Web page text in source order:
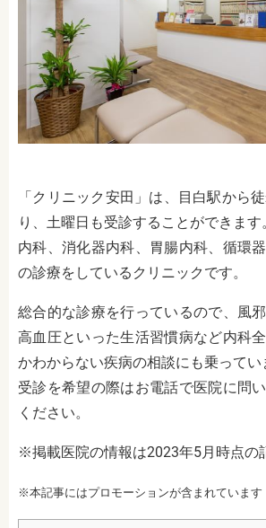
「クリニック安田」は、目白駅から
り、土曜日も受診することができます
内科、消化器内科、胃腸内科、循環
の診療をしているクリニックです。
総合的な診療を行っているので、風
高血圧といった生活習慣病など内科
かわからない疾病の相談にも乗ってい
受診を希望の際はお電話で医院に問
ください。
※掲載医院の情報は2023年5月時点の
※本記事にはプロモーションが含まれています